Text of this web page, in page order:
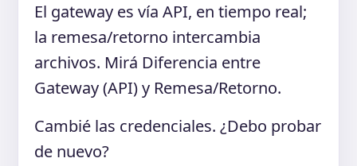
El gateway es vía API, en tiempo real;
la remesa/retorno intercambia
archivos. Mirá Diferencia entre
Gateway (API) y Remesa/Retorno.
Cambié las credenciales. ¿Debo probar
de nuevo?